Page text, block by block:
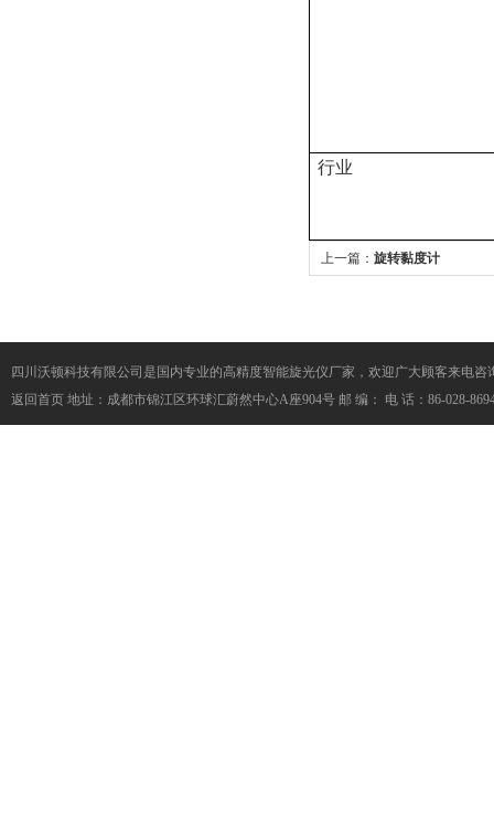
行业
上一篇： 旋转黏度计
四川沃顿科技有限公司是国内专业的高精度智能旋光仪厂家，欢迎广大顾客来电咨
返回首页 地址：成都市锦江区环球汇蔚然中心A座904号 邮 编： 电 话：86-028-